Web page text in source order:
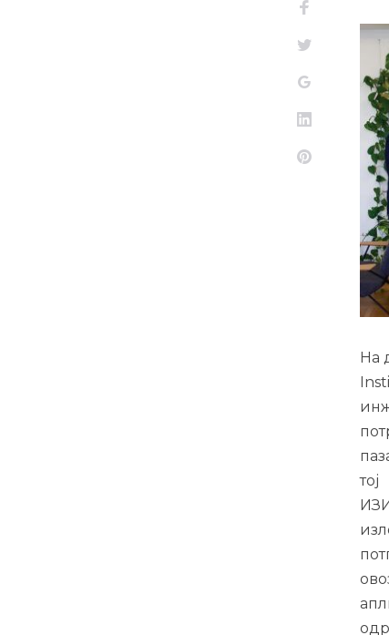
Twitter
Google+
LinkedIn
Pinterest
На